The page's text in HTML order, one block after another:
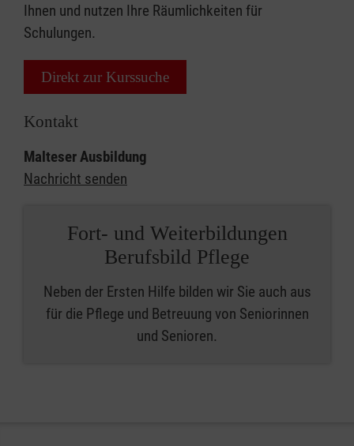
Ihnen und nutzen Ihre Räumlichkeiten für
Schulungen.
Direkt zur Kurssuche
Kontakt
Malteser Ausbildung
Nachricht senden
Fort- und Weiterbildungen
Berufsbild Pflege
Neben der Ersten Hilfe bilden wir Sie auch aus
für die Pflege und Betreuung von Seniorinnen
und Senioren.